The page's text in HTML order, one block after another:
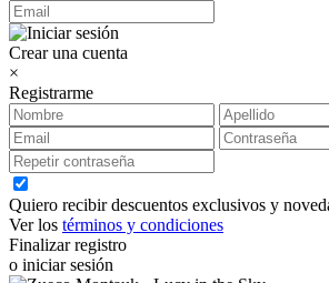
Crear una cuenta
×
Registrarme
Quiero recibir descuentos exclusivos y
Ver los términos y condiciones
Finalizar registro
o iniciar sesión